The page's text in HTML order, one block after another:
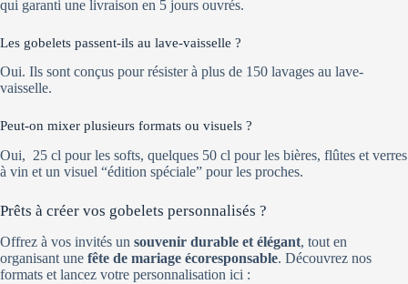
qui garanti une livraison en 5 jours ouvrés.
Les gobelets passent-ils au lave-vaisselle ?
Oui. Ils sont conçus pour résister à plus de 150 lavages au lave-
vaisselle.
Peut-on mixer plusieurs formats ou visuels ?
Oui, 25 cl pour les softs, quelques 50 cl pour les bières, flûtes et verres
à vin et un visuel “édition spéciale” pour les proches.
Prêts à créer vos gobelets personnalisés ?
Offrez à vos invités un souvenir durable et élégant, tout en
organisant une fête de mariage écoresponsable. Découvrez nos
formats et lancez votre personnalisation ici :